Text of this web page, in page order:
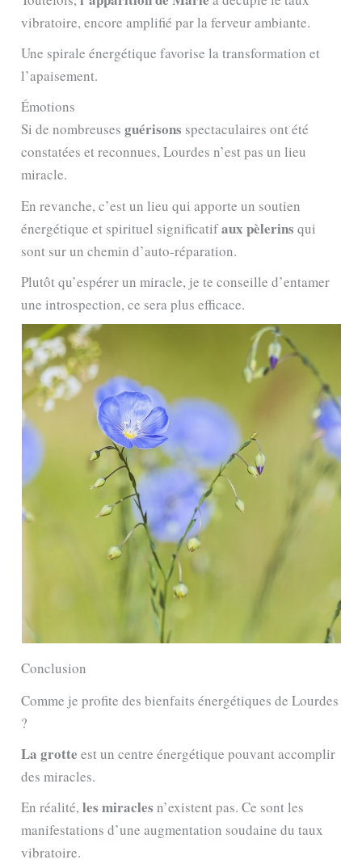
vibratoire, encore amplifié par la ferveur ambiante.
Une spirale énergétique favorise la transformation et
l’apaisement.
Émotions
Si de nombreusesguérisons spectaculaires ont été
constatées et reconnues, Lourdes n’est pas un lieu
miracle.
En revanche, c’est un lieu qui apporte un soutien
énergétique et spirituel significatifaux pèlerins qui
sont sur un chemin d’auto-réparation.
Plutôt qu’espérer un miracle, je te conseille d’entamer
une introspection, ce sera plus efficace.
Conclusion
Comme je profite des bienfaits énergétiques de Lourdes
?
La grotte est un centre énergétique pouvant accomplir
des miracles.
En réalité,les miracles n’existent pas. Ce sont les
manifestations d’une augmentation soudaine du taux
vibratoire.